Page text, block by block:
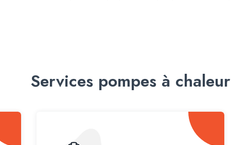
Services pompes à chaleur